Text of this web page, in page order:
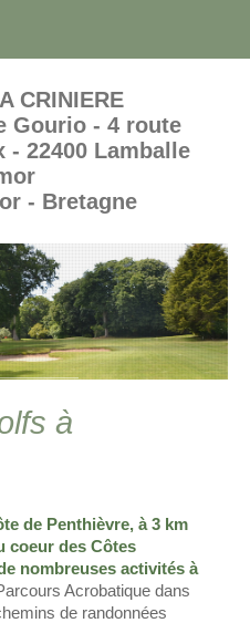
CRINIERE
Gourio - 4 route
- 22400 Lamballe
- Bretagne
à
de Penthièvre, à 3 km
coeur des Côtes
nombreuses activités à
Acrobatique dans
de randonnées